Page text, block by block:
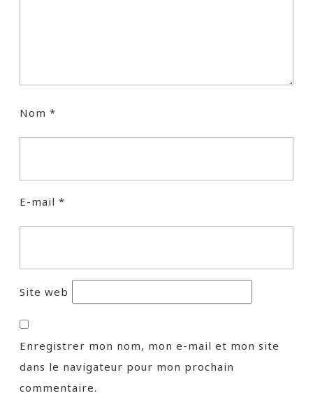
Nom *
E-mail *
Site web
Enregistrer mon nom, mon e-mail et mon site
dans le navigateur pour mon prochain
commentaire.